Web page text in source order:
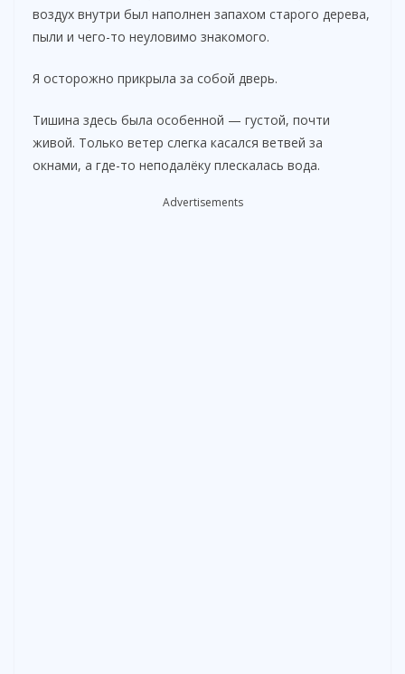
воздух внутри был наполнен запахом старого дерева,
пыли и чего-то неуловимо знакомого.
Я осторожно прикрыла за собой дверь.
Тишина здесь была особенной — густой, почти
живой. Только ветер слегка касался ветвей за
окнами, а где-то неподалёку плескалась вода.
Advertisements